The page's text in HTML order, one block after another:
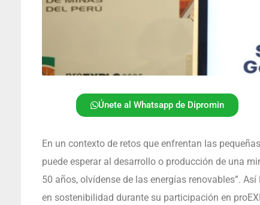
Únete al Whatsapp de Dipromin
En un contexto de retos que enfrentan las
puede esperar al desarrollo o producción de una
50 años, olvídense de las energías renovables”.
en sostenibilidad durante su participación en